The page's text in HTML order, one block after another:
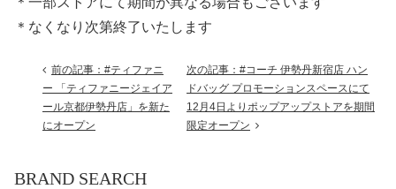
＊なくなり次第終了いたします
前の記事：#ティファニ
ー 「ティファニージェイア
ール京都伊勢丹店」を新た
にオープン
次の記事：#コーチ 伊勢丹新宿店 ハン
ドバッグ プロモーションスペースにて
12月4日よりポップアップストアを期間
限定オープン
BRAND SEARCH